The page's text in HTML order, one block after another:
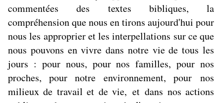
commentées des textes bibliques, la
compréhension que nous en tirons aujourd'hui pour
nous les approprier et les interpellations sur ce que
nous pouvons en vivre dans notre vie de tous les
jours : pour nous, pour nos familles, pour nos
proches, pour notre environnement, pour nos
milieux de travail et de vie, et dans nos actions